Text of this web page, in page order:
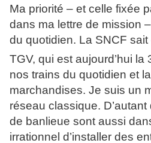
Ma priorité – et celle fixée
dans ma lettre de mission
du quotidien. La SNCF sait
TGV, qui est aujourd’hui la
nos trains du quotidien et
marchandises. Je suis un
réseau classique.
de banlieue sont aussi
irrationnel d’installer des